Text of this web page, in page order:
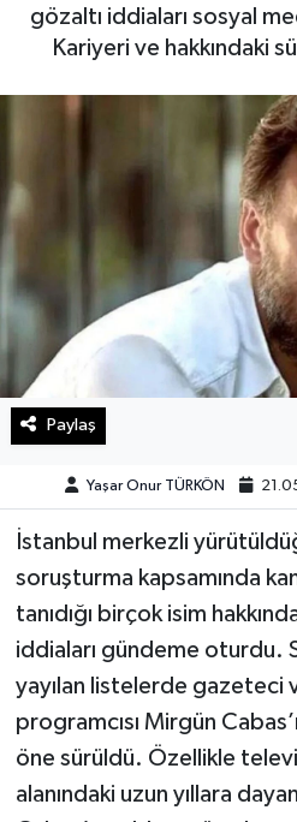
gözaltı iddiaları sosyal
Kariyeri ve hakkındaki
Paylaş
Yaşar Onur TÜRKÖN
İstanbul merkezli
soruşturma kapsamında
tanıdığı birçok isim
iddiaları gündeme oturdu.
yayılan listelerde gazeteci
programcısı Mirgün
öne sürüldü. Özellikle
alanındaki uzun yıllara
Haberde İnsan
Kültür Sanat
Magazin
Manşetler
Resmi İlan
Sağlık
Spor
SürManşet
Teknoloji
Yaşam
KAHRAMANMARAŞ